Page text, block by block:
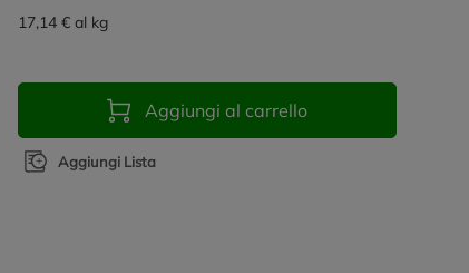
17,14 € al kg
Aggiungi al carrello
Aggiungi Lista